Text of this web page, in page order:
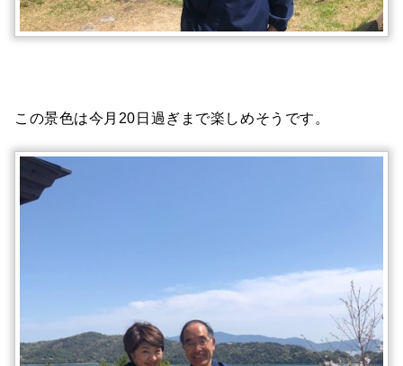
この景色は今月20日過ぎまで楽しめそうです。